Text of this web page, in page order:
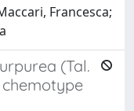
Francesca;
(Tal.